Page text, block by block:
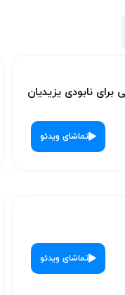
برای نابودی یزیدیان
تماشای ویدئو
تماشای ویدئو